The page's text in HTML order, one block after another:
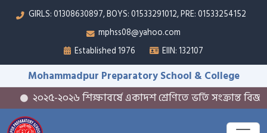
GIRLS: 01308630897, BOYS: 01533291012, PRE: 01533254152
mphss08@yahoo.com
Established 1976
EIIN: 132107
Mohammadpur Preparatory School & College
২০২৫-২০২৬ শিক্ষাবর্ষে একাদশ শ্রেণিতে ভর্তি সংক্রান্ত বিজ্ঞপ্তি